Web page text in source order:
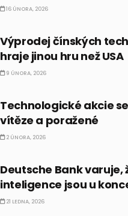
16 ÚNORA, 2026
Výprodej čínských
hraje jinou hru než USA
9 ÚNORA, 2026
Technologické akcie
vítěze a poražené
2 ÚNORA, 2026
Deutsche Bank varuje,
inteligence jsou u
21 LEDNA, 2026